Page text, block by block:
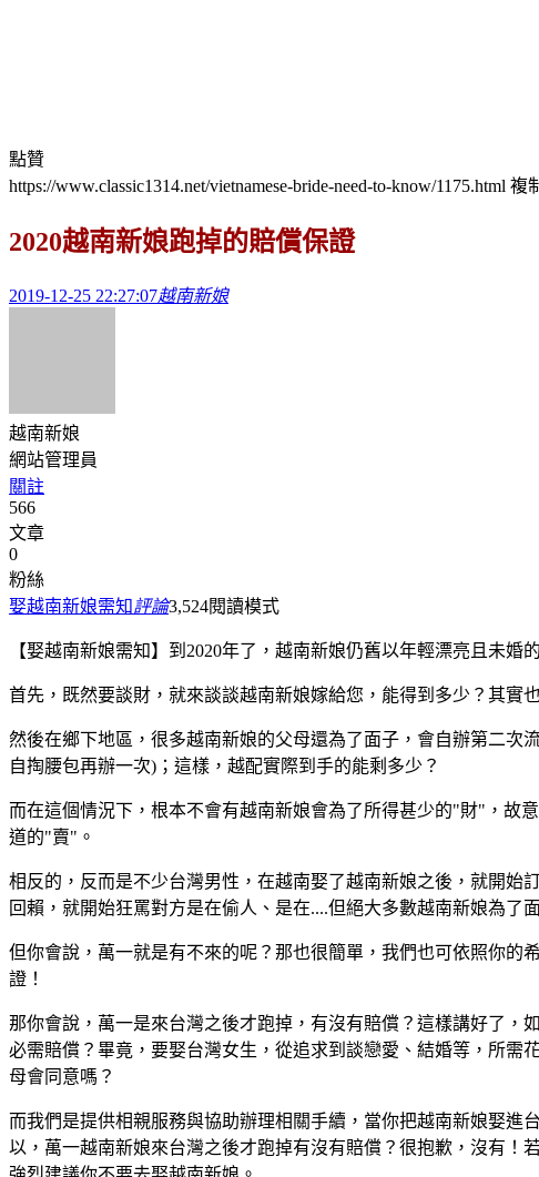
點贊
https://www.classic1314.net/vietnamese-bride-need-to-know/1175.html 複
2020越南新娘跑掉的賠償保證
2019-12-25 22:27:07越南新娘
越南新娘
網站管理員
關註
566
文章
0
粉絲
娶越南新娘需知評論3,524閱讀模式
【娶越南新娘需知】到2020年了，越南新娘仍舊以年輕漂亮且未
首先，既然要談財，就來談談越南新娘嫁給您，能得到多少？其實也
然後在鄉下地區，很多越南新娘的父母還為了面子，會自辦第二次
自掏腰包再辦一次)；這樣，越配實際到手的能剩多少？
而在這個情況下，根本不會有越南新娘會為了所得甚少的"財"，故
道的"賣"。
相反的，反而是不少台灣男性，在越南娶了越南新娘之後，就開
回賴，就開始狂罵對方是在偷人、是在....但絕大多數越南新娘為了
但你會說，萬一就是有不來的呢？那也很簡單，我們也可依照你的
證！
那你會說，萬一是來台灣之後才跑掉，有沒有賠償？這樣講好了
必需賠償？畢竟，要娶台灣女生，從追求到談戀愛、結婚等，所需
母會同意嗎？
而我們是提供相親服務與協助辦理相關手續，當你把越南新娘娶
以，萬一越南新娘來台灣之後才跑掉有沒有賠償？很抱歉，沒有！